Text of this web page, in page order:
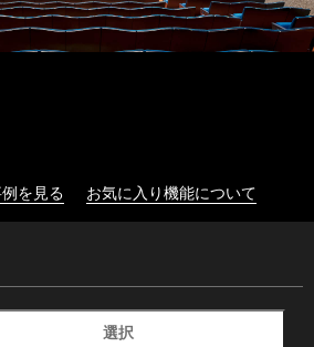
を見る お気に入り機能について
選択